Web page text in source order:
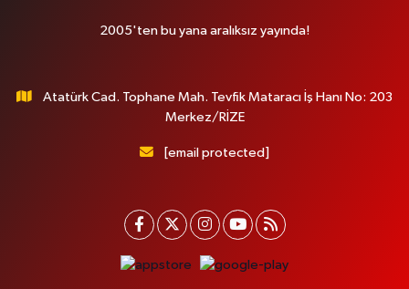
2005'ten bu yana aralıksız yayında!
Atatürk Cad. Tophane Mah. Tevfik Mataracı İş Hanı No: 203
Merkez/RİZE
[email protected]